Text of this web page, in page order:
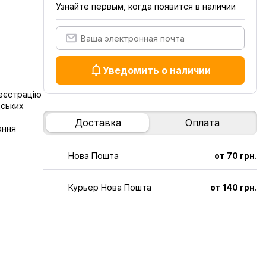
Узнайте первым, когда появится в наличии
Уведомить о наличии
Доставка Оплата
Нова Пошта от 70 грн.
Курьер Нова Пошта от 140 грн.